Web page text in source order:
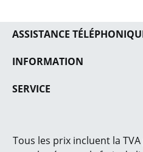
ASSISTANCE
INFORMATION
SERVICE
Tous les prix incluent la